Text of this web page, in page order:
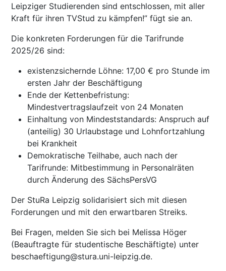
Leipziger Studierenden sind entschlossen, mit aller
Kraft für ihren TVStud zu kämpfen!” fügt sie an.
Die konkreten Forderungen für die Tarifrunde
2025/26 sind:
existenzsichernde Löhne: 17,00 € pro Stunde im
ersten Jahr der Beschäftigung
Ende der Kettenbefristung:
Mindestvertragslaufzeit von 24 Monaten
Einhaltung von Mindeststandards: Anspruch auf
(anteilig) 30 Urlaubstage und Lohnfortzahlung
bei Krankheit
Demokratische Teilhabe, auch nach der
Tarifrunde: Mitbestimmung in Personalräten
durch Änderung des SächsPersVG
Der StuRa Leipzig solidarisiert sich mit diesen
Forderungen und mit den erwartbaren Streiks.
Bei Fragen, melden Sie sich bei Melissa Höger
(Beauftragte für studentische Beschäftigte) unter
beschaeftigung@stura.uni-leipzig.de.